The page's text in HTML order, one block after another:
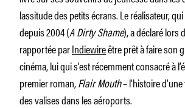
lassitude des petits écrans. Le réalisateur,
depuis 2004 (A Dirty Shame), a déclaré lors
rapportée parIndiewireêtre prêt à faire son
cinéma, lui qui s’est récemment consacré à
premier roman,Flair Mouth– l’histoire
des valises dans les aéroports.